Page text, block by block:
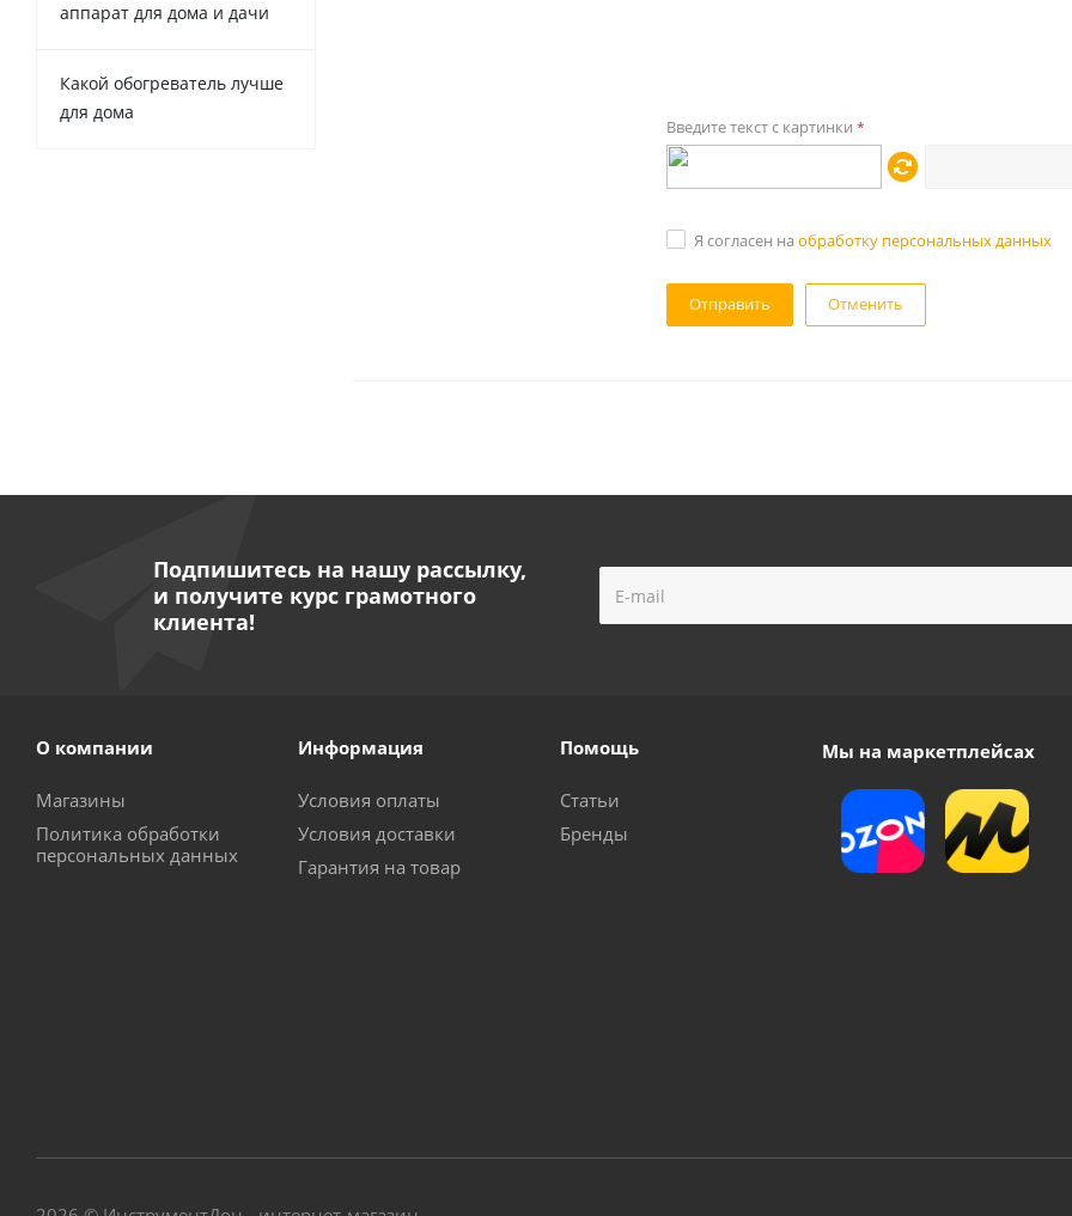
Введите текст с картинки *
Я согласен на обработку персональных данных
Отменить
аппарат для дома и дачи
Какой обогреватель лучше
для дома
Подпишитесь на нашу рассылку,
и получите курс грамотного
клиента!
О компании
Магазины
Политика обработки
персональных данных
Информация
Условия оплаты
Условия доставки
Гарантия на товар
Помощь
Статьи
Бренды
Мы на маркетплейсах